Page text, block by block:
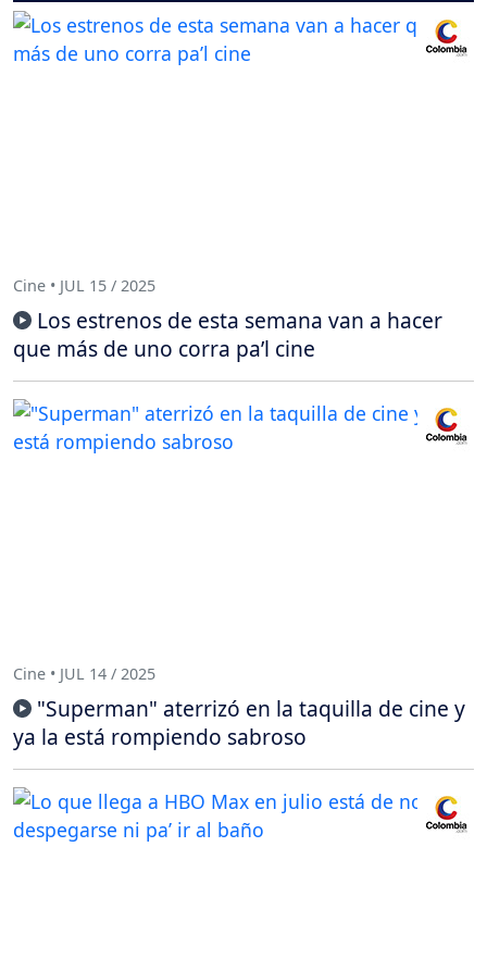
Cine • JUL 15 / 2025
Los estrenos de esta semana van a hacer
que más de uno corra pa’l cine
Cine • JUL 14 / 2025
"Superman" aterrizó en la taquilla de cine y
ya la está rompiendo sabroso